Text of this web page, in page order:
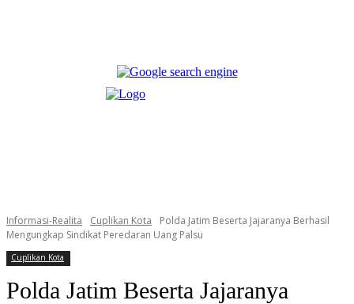
Informasi-Realita Cuplikan Kota
Polda Jatim Beserta Jajaranya Berhasil
Mengungkap Sindikat Peredaran Uang Palsu
Cuplikan Kota
Polda Jatim Beserta Jajaranya